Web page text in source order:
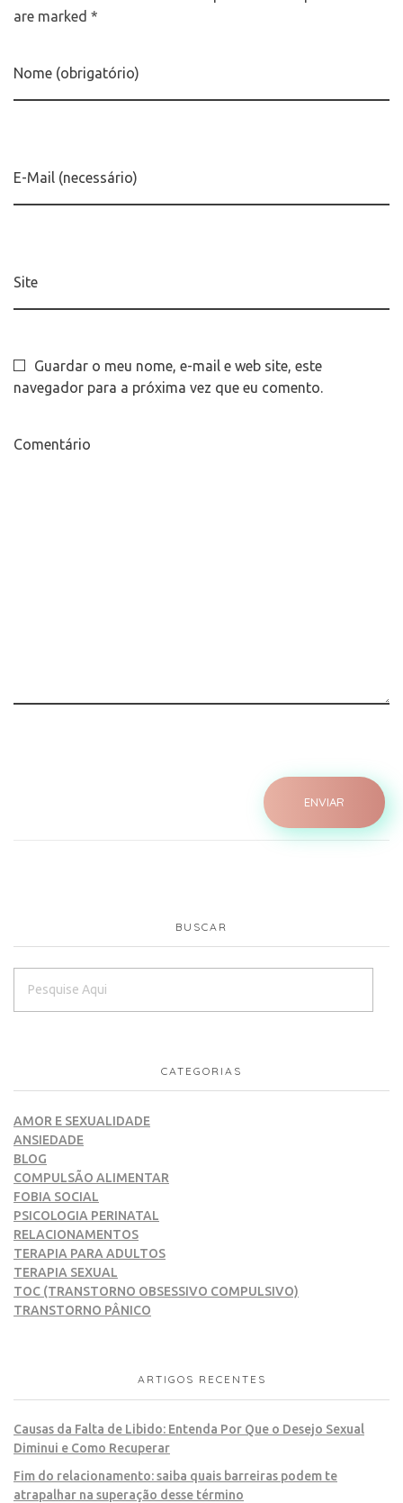
are marked *
Nome (obrigatório)
E-Mail (necessário)
Site
Guardar o meu nome, e-mail e web site, este
navegador para a próxima vez que eu comento.
Comentário
BUSCAR
CATEGORIAS
AMOR E SEXUALIDADE
ANSIEDADE
BLOG
COMPULSÃO ALIMENTAR
FOBIA SOCIAL
PSICOLOGIA PERINATAL
RELACIONAMENTOS
TERAPIA PARA ADULTOS
TERAPIA SEXUAL
TOC (TRANSTORNO OBSESSIVO COMPULSIVO)
TRANSTORNO PÂNICO
ARTIGOS RECENTES
Causas da Falta de Libido: Entenda Por Que o Desejo Sexual
Diminui e Como Recuperar
Fim do relacionamento: saiba quais barreiras podem te
atrapalhar na superação desse término